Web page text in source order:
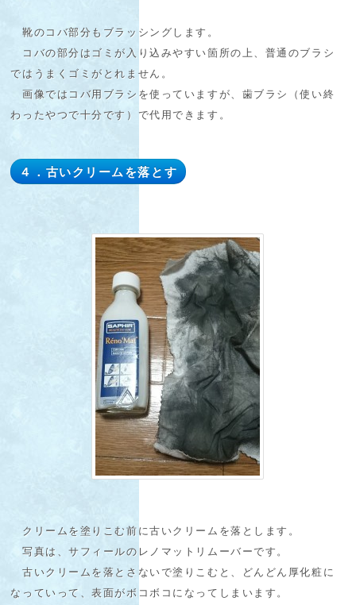
靴のコバ部分もブラッシングします。
コバの部分はゴミが入り込みやすい箇所の上、普通のブラシ
ではうまくゴミがとれません。
画像ではコバ用ブラシを使っていますが、歯ブラシ（使い終
わったやつで十分です）で代用できます。
４．古いクリームを落とす
クリームを塗りこむ前に古いクリームを落とします。
写真は、サフィールのレノマットリムーバーです。
古いクリームを落とさないで塗りこむと、どんどん厚化粧に
なっていって、表面がボコボコになってしまいます。